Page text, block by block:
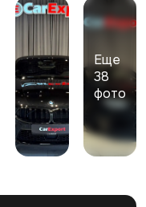
Еще
38
фото